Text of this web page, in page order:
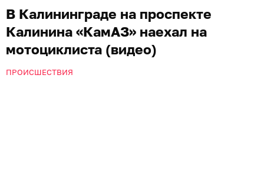
В Калининграде на проспекте
Калинина «КамАЗ» наехал на
мотоциклиста (видео)
ПРОИСШЕСТВИЯ